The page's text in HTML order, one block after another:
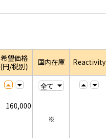
希望価格
(円/税別)
国内在庫 Reactivity
160,000
※